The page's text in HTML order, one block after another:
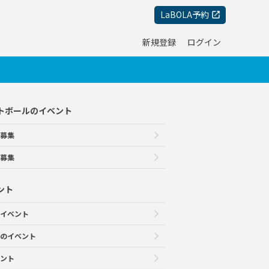
LaBOLA予約
新規登録 ログイン
ボールのイベント
集
集
ト
ベント
イベント
ト